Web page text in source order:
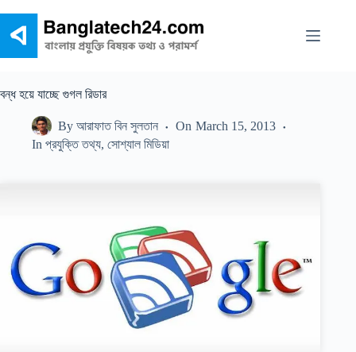
content
বন্ধ হয়ে যাচ্ছে গুগল রিডার
By আরাফাত বিন সুলতান On March 15, 2013
In প্রযুক্তি তথ্য,সোশ্যাল মিডিয়া